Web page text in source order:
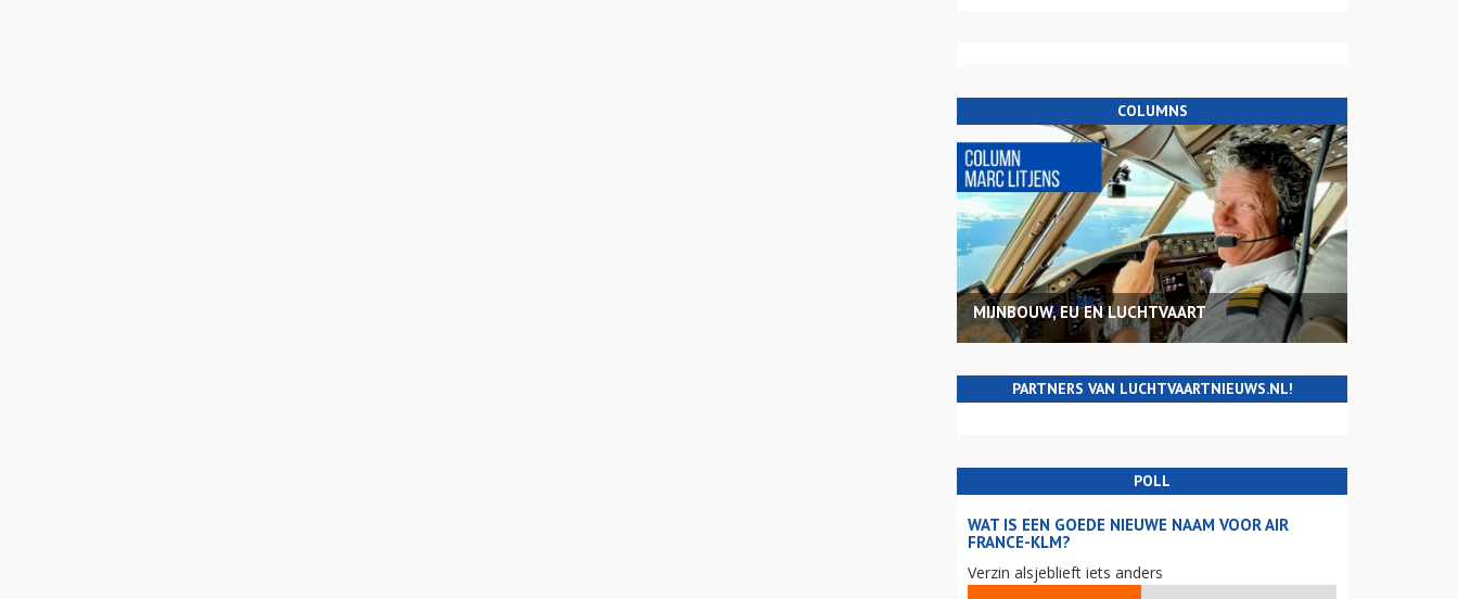
COLUMNS
MIJNBOUW, EU EN LUCHTVAART
PARTNERS VAN LUCHTVAARTNIEUWS.NL!
POLL
WAT IS EEN GOEDE NIEUWE NAAM VOOR AIR
FRANCE-KLM?
Verzin alsjeblieft iets anders